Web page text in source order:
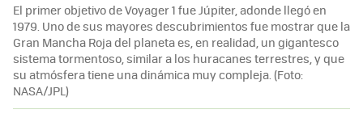
El primer objetivo de Voyager 1 fue Júpiter, adonde llegó en
1979. Uno de sus mayores descubrimientos fue mostrar que la
Gran Mancha Roja del planeta es, en realidad, un gigantesco
sistema tormentoso, similar a los huracanes terrestres, y que
su atmósfera tiene una dinámica muy compleja. (Foto:
NASA/JPL)